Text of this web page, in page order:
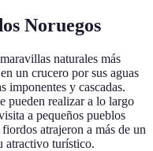
Noruegos
naturales más
un crucero por sus aguas
imponentes y cascadas.
pueden realizar a lo largo
a pequeños pueblos
atrajeron a más de un
atractivo turístico.